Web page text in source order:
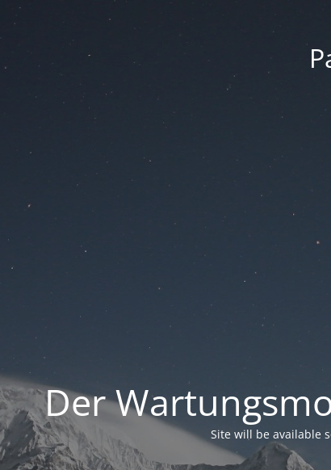
Der
Site will be available